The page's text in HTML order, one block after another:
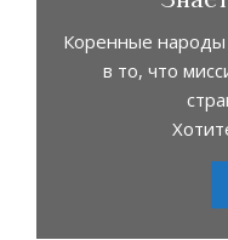
Коренные
в то, что